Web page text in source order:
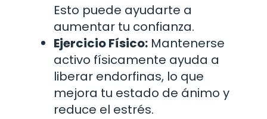
Esto puede ayudarte a
aumentar tu confianza.
Ejercicio Físico: Mantenerse
activo físicamente ayuda a
liberar endorfinas, lo que
mejora tu estado de ánimo y
reduce el estrés.